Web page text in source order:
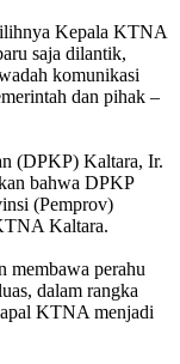
Kepala KTNA
saja dilantik,
komunikasi
dan pihak –
(DPKP) Kaltara, Ir.
bahwa DPKP
(Pemprov)
Kaltara.
membawa perahu
dalam rangka
KTNA menjadi